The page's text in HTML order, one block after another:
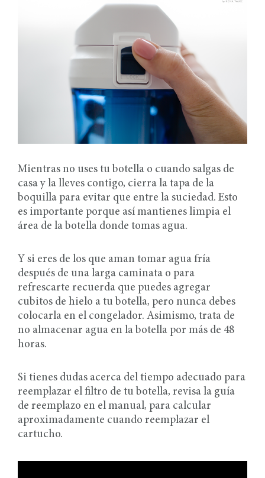
Mientras no uses tu botella o cuando salgas de
casa y la lleves contigo, cierra la tapa de la
boquilla para evitar que entre la suciedad. Esto
es importante porque así mantienes limpia el
área de la botella donde tomas agua.
Y si eres de los que aman tomar agua fría
después de una larga caminata o para
refrescarte recuerda que puedes agregar
cubitos de hielo a tu botella, pero nunca debes
colocarla en el congelador. Asimismo, trata de
no almacenar agua en la botella por más de 48
horas.
Si tienes dudas acerca del tiempo adecuado para
reemplazar el filtro de tu botella, revisa la guía
de reemplazo en el manual, para calcular
aproximadamente cuando reemplazar el
cartucho.